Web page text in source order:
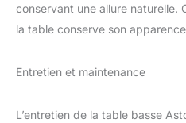
conservant une allure naturelle.
la table conserve son
Entretien et maintenance
L’entretien de la table basse